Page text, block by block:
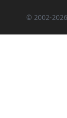
© 2002-